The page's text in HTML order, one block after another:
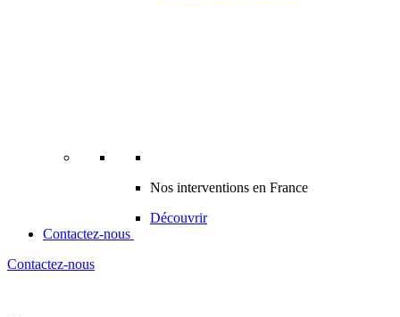
Nos interventions en France
Découvrir
Contactez-nous
Contactez-nous